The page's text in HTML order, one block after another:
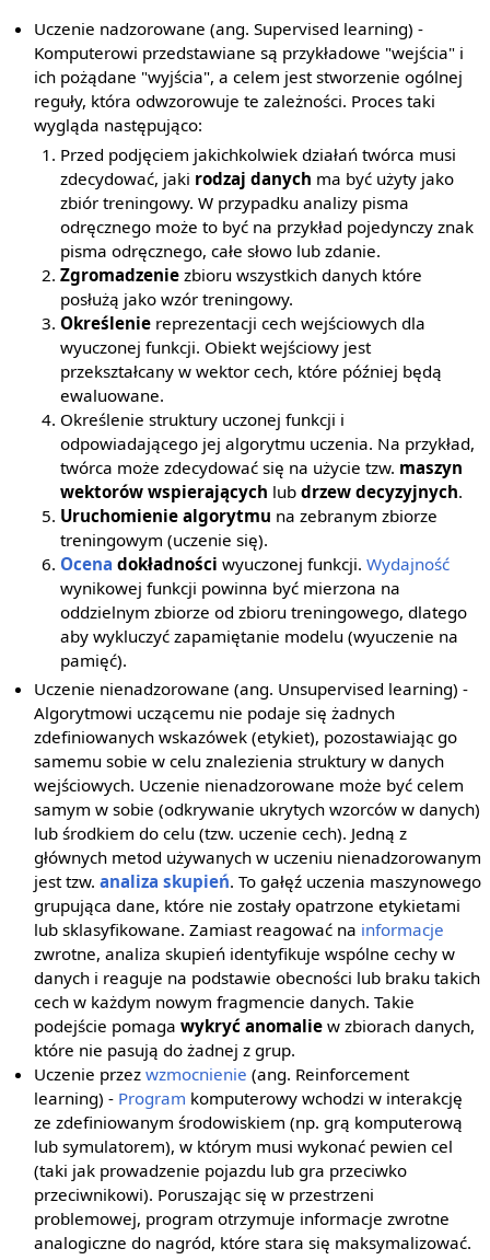
Uczenie nadzorowane (ang. Supervised learning) -
Komputerowi przedstawiane są przykładowe "wejścia" i
ich pożądane "wyjścia", a celem jest stworzenie ogólnej
reguły, która odwzorowuje te zależności. Proces taki
wygląda następująco:
Przed podjęciem jakichkolwiek działań twórca musi
zdecydować, jaki rodzaj danych ma być użyty jako
zbiór treningowy. W przypadku analizy pisma
odręcznego może to być na przykład pojedynczy znak
pisma odręcznego, całe słowo lub zdanie.
Zgromadzenie zbioru wszystkich danych które
posłużą jako wzór treningowy.
Określenie reprezentacji cech wejściowych dla
wyuczonej funkcji. Obiekt wejściowy jest
przekształcany w wektor cech, które później będą
ewaluowane.
Określenie struktury uczonej funkcji i
odpowiadającego jej algorytmu uczenia. Na przykład,
twórca może zdecydować się na użycie tzw. maszyn
wektorów wspierających lubdrzew decyzyjnych.
Uruchomienie algorytmu na zebranym zbiorze
treningowym (uczenie się).
Ocena dokładności wyuczonej funkcji.Wydajność
wynikowej funkcji powinna być mierzona na
oddzielnym zbiorze od zbioru treningowego, dlatego
aby wykluczyć zapamiętanie modelu (wyuczenie na
pamięć).
Uczenie nienadzorowane (ang. Unsupervised learning) -
Algorytmowi uczącemu nie podaje się żadnych
zdefiniowanych wskazówek (etykiet), pozostawiając go
samemu sobie w celu znalezienia struktury w danych
wejściowych. Uczenie nienadzorowane może być celem
samym w sobie (odkrywanie ukrytych wzorców w danych)
lub środkiem do celu (tzw. uczenie cech). Jedną z
głównych metod używanych w uczeniu nienadzorowanym
jest tzw.analiza skupień. To gałęź uczenia maszynowego
grupująca dane, które nie zostały opatrzone etykietami
lub sklasyfikowane. Zamiast reagować na informacje
zwrotne, analiza skupień identyfikuje wspólne cechy w
danych i reaguje na podstawie obecności lub braku takich
cech w każdym nowym fragmencie danych. Takie
podejście pomagawykryć anomalie w zbiorach danych,
które nie pasują do żadnej z grup.
Uczenie przezwzmocnienie (ang. Reinforcement
learning) - Program komputerowy wchodzi w interakcję
ze zdefiniowanym środowiskiem (np. grą komputerową
lub symulatorem), w którym musi wykonać pewien cel
(taki jak prowadzenie pojazdu lub gra przeciwko
przeciwnikowi). Poruszając się w przestrzeni
problemowej, program otrzymuje informacje zwrotne
analogiczne do nagród, które stara się maksymalizować.